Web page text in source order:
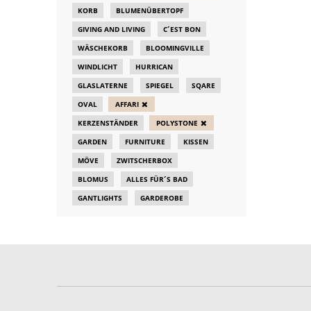
KORB
BLUMENÜBERTOPF
GIVING AND LIVING
C´EST BON
WÄSCHEKORB
BLOOMINGVILLE
WINDLICHT
HURRICAN
GLASLATERNE
SPIEGEL
SQARE
OVAL
AFFARI
KERZENSTÄNDER
POLYSTONE
GARDEN
FURNITURE
KISSEN
MÖVE
ZWITSCHERBOX
BLOMUS
ALLES FÜR´S BAD
GANTLIGHTS
GARDEROBE